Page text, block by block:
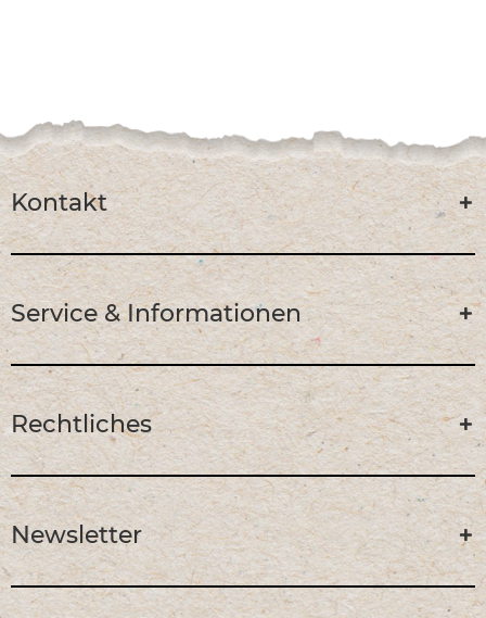
Kontakt
Service & Informationen
Rechtliches
Newsletter